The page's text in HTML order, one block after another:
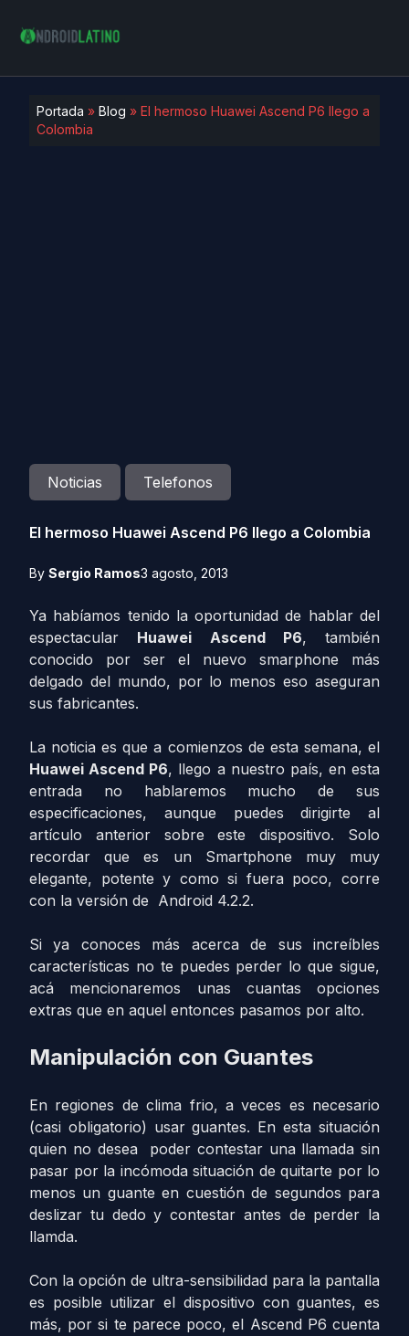
Portada » Blog » El hermoso Huawei Ascend P6 llego a
Colombia
Noticias Telefonos
El hermoso Huawei Ascend P6 llego a Colombia
By Sergio Ramos3 agosto, 2013
Ya habíamos tenido la oportunidad de hablar del
espectacular Huawei Ascend P6, también
conocido por ser el nuevo smarphone más
delgado del mundo, por lo menos eso aseguran
sus fabricantes.
La noticia es que a comienzos de esta semana, el
Huawei Ascend P6, llego a nuestro país, en esta
entrada no hablaremos mucho de sus
especificaciones, aunque puedes dirigirte al
artículo anterior sobre este dispositivo. Solo
recordar que es un Smartphone muy muy
elegante, potente y como si fuera poco, corre
con la versión de Android 4.2.2.
Si ya conoces más acerca de sus increíbles
características no te puedes perder lo que sigue,
acá mencionaremos unas cuantas opciones
extras que en aquel entonces pasamos por alto.
Manipulación con Guantes
En regiones de clima frio, a veces es necesario
(casi obligatorio) usar guantes. En esta situación
quien no desea poder contestar una llamada sin
pasar por la incómoda situación de quitarte por lo
menos un guante en cuestión de segundos para
deslizar tu dedo y contestar antes de perder la
llamda.
Con la opción de ultra-sensibilidad para la pantalla
es posible utilizar el dispositivo con guantes, es
más, por si te parece poco, el Ascend P6 cuenta